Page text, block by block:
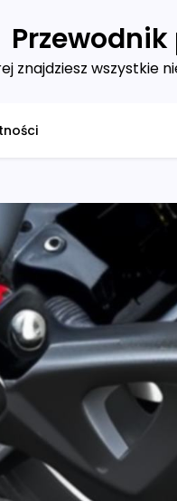
znajdziesz wszystkie